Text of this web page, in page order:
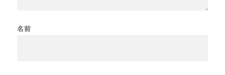
名前